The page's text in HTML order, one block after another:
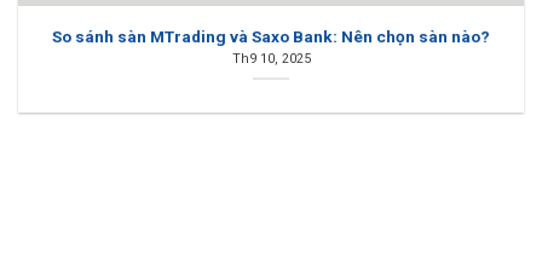
So sánh sàn MTrading và Saxo Bank: Nên chọn sàn nào?
Th9 10, 2025